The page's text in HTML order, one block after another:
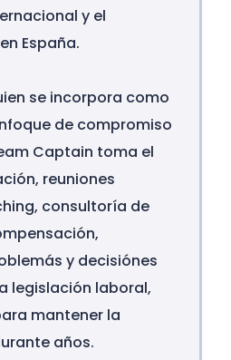
y el
España.
se incorpora como
de compromiso
Captain toma el
reuniones
consultoría de
y decisiónes
legislación laboral,
mantener la
años.